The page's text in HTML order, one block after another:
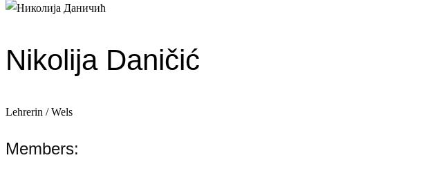
Nikolija Daničić
Lehrerin / Wels
Members: